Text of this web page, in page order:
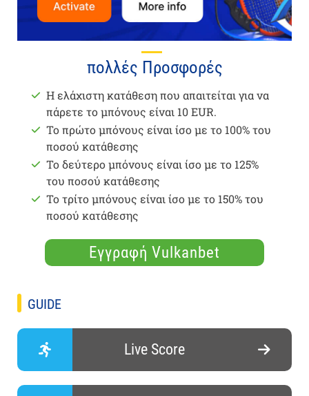
πολλές Προσφορές
Η ελάχιστη κατάθεση που απαιτείται για να
πάρετε το μπόνους είναι 10 EUR.
Το πρώτο μπόνους είναι ίσο με το 100% του
ποσού κατάθεσης
Το δεύτερο μπόνους είναι ίσο με το 125%
του ποσού κατάθεσης
Το τρίτο μπόνους είναι ίσο με το 150% του
ποσού κατάθεσης
Εγγραφή Vulkanbet
GUIDE
Live Score